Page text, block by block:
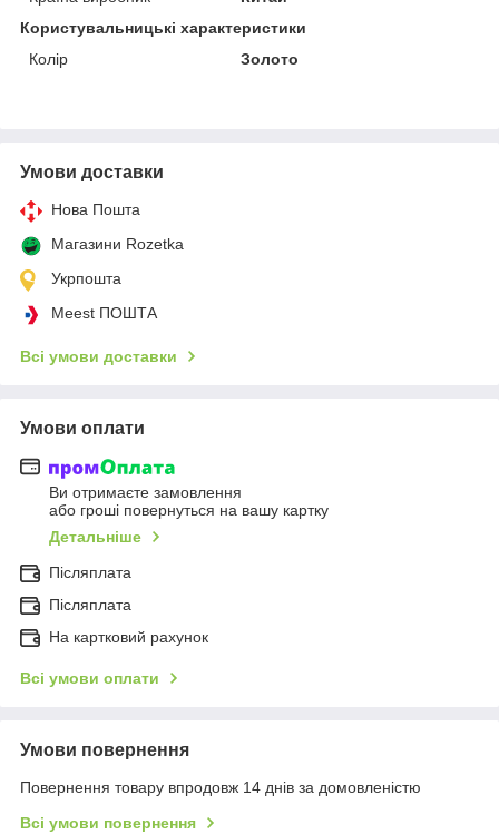
Користувальницькі характеристики
Колір
Золото
Умови доставки
Нова Пошта
Магазини Rozetka
Укрпошта
Meest ПОШТА
Всі умови доставки
Умови оплати
Ви отримаєте замовлення
або гроші повернуться на вашу картку
Детальніше
Післяплата
Післяплата
На картковий рахунок
Всі умови оплати
Умови повернення
Повернення товару впродовж 14 днів за домовленістю
Всі умови повернення